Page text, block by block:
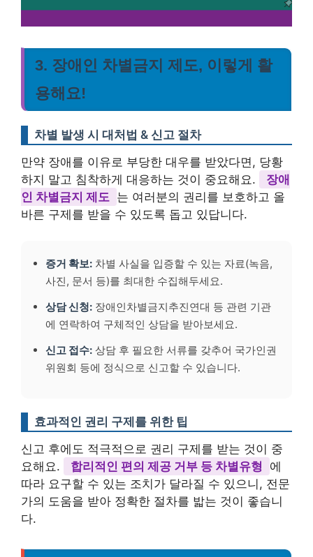
3. 장애인 차별금지 제도, 이렇게 활
용해요!
차별 발생 시 대처법 & 신고 절차
만약 장애를 이유로 부당한 대우를 받았다면, 당황
하지 말고 침착하게 대응하는 것이 중요해요.
장애
인 차별금지 제도 는 여러분의 권리를 보호하고 올
바른 구제를 받을 수 있도록 돕고 있답니다.
증거 확보: 차별 사실을 입증할 수 있는 자료(녹음,
사진, 문서 등)를 최대한 수집해두세요.
상담 신청: 장애인차별금지추진연대 등 관련 기관
에 연락하여 구체적인 상담을 받아보세요.
신고 접수: 상담 후 필요한 서류를 갖추어 국가인권
위원회 등에 정식으로 신고할 수 있습니다.
효과적인 권리 구제를 위한 팁
신고 후에도 적극적으로 권리 구제를 받는 것이 중
요해요.
합리적인 편의 제공 거부 등 차별유형 에
따라 요구할 수 있는 조치가 달라질 수 있으니, 전문
가의 도움을 받아 정확한 절차를 밟는 것이 좋습니
다.